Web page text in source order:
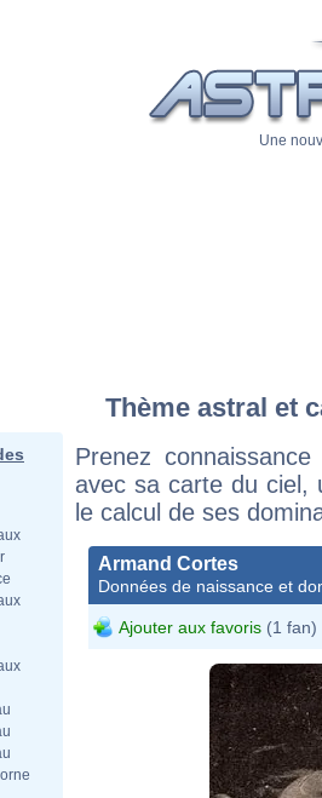
Une
Thème astral et
Prenez
avec sa carte du ciel,
le calcul de ses
Armand Cortes
Données de naissance et
Ajouter aux favoris (1 fan)